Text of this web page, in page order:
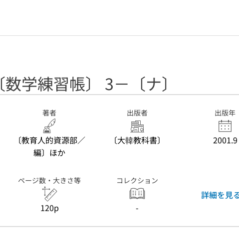
〔数学練習帳〕 3－〔ナ〕
著者
〔教育人的資源部／
編〕ほか
出版者
〔大韓教科書〕
出版年
2001.9
ページ数・大きさ等
120p
コレクション
-
詳細を見